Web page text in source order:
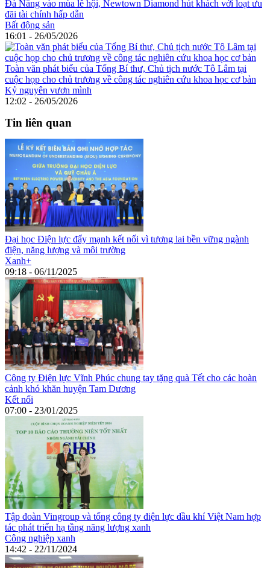
Đà Nẵng vào mùa lễ hội, Newtown Diamond hút khách với loạt ưu
đãi tài chính hấp dẫn
Bất động sản
16:01 - 26/05/2026
Toàn văn phát biểu của Tổng Bí thư, Chủ tịch nước Tô Lâm tại
cuộc họp cho chủ trương về công tác nghiên cứu khoa học cơ bản
Kỷ nguyên vươn mình
12:02 - 26/05/2026
Tin liên quan
Đại học Điện lực đẩy mạnh kết nối vì tương lai bền vững ngành
điện, năng lượng và môi trường
Xanh+
09:18 - 06/11/2025
Công ty Điện lực Vĩnh Phúc chung tay tặng quà Tết cho các hoàn
cảnh khó khăn huyện Tam Dương
Kết nối
07:00 - 23/01/2025
Tập đoàn Vingroup và tổng công ty điện lực dầu khí Việt Nam hợp
tác phát triển hạ tầng năng lượng xanh
Công nghiệp xanh
14:42 - 22/11/2024